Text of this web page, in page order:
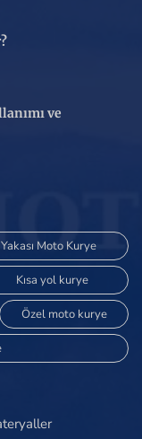
ve
Moto Kurye
Kısa yol kurye
Özel moto kurye
sahibine aittir.